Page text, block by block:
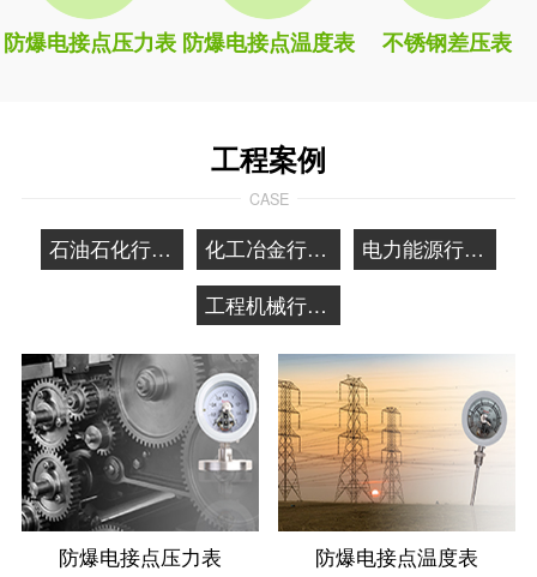
防爆电接点压力表 防爆电接点温度表 不锈钢差压表
工程案例
CASE
石油石化行业应用 化工冶金行业应用
电力能源行业应用
工程机械行业应用
防爆电接点压力表 防爆电接点温度表